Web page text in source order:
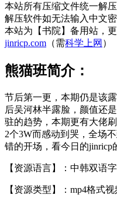
本站所有压缩文件统一解
解压软件如无法输入中文
本站为【书院】备用站，
jinricp.com （需科学上网 ）
熊猫班简介：
节后第一更，本期仍是该
后吴河林半露脸，颜值还
驻的趋势，本期更有大佬
2个3W而感动到哭，全场
错的开场，看今日的
【资源语言】：中韩双语
【资源类型】：mp4格式视